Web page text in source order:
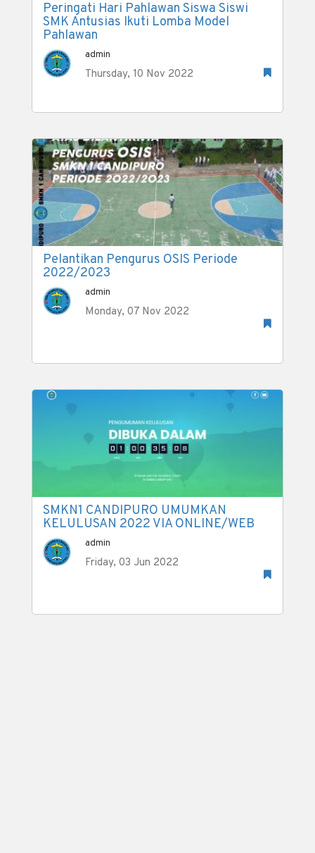
Peringati Hari Pahlawan Siswa Siswi
SMK Antusias Ikuti Lomba Model
Pahlawan
admin
Thursday, 10 Nov 2022
Pelantikan Pengurus OSIS Periode
2022/2023
admin
Monday, 07 Nov 2022
SMKN1 CANDIPURO UMUMKAN
KELULUSAN 2022 VIA ONLINE/WEB
admin
Friday, 03 Jun 2022